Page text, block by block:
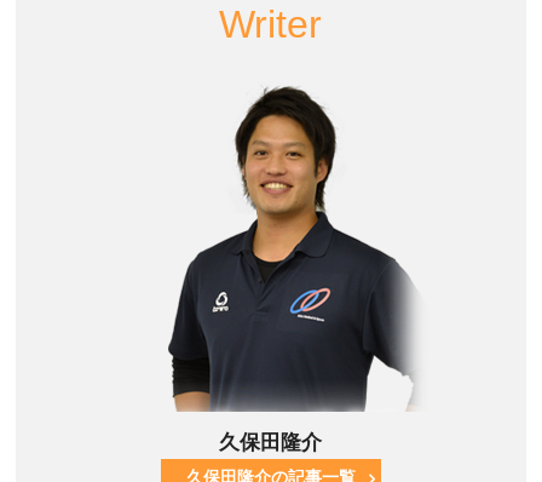
Writer
久保田隆介
久保田隆介の記事一覧